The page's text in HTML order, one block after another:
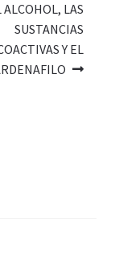
ALCOHOL, LAS
SUSTANCIAS
Y EL